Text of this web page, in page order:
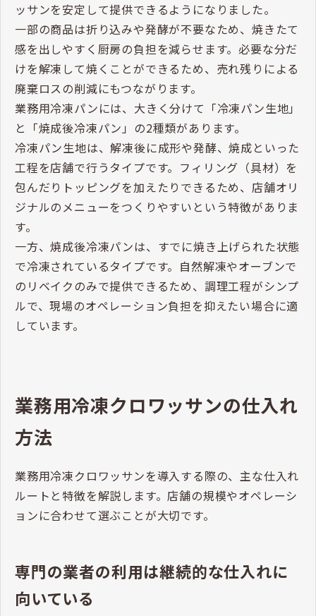
ッサンを安定して提供できるようになりました。
一部の商品は折り込みや発酵が不要なため、焼きたて
感を出しやすく厨房の負担を減らせます。必要な分だ
けを解凍して焼くことができるため、売れ残りによる
廃棄ロスの削減にもつながります。
業務用冷凍パンには、大きく分けて「冷凍パン生地」
と「焼成後冷凍パン」の2種類があります。
冷凍パン生地は、解凍後に成形や発酵、焼成といった
工程を店舗で行うタイプです。フィリング（具材）を
包んだりトッピングを加えたりできるため、店舗オリ
ジナルのメニューをつくりやすいという特徴がありま
す。
一方、焼成後冷凍パンは、すでに焼き上げられた状態
で冷凍されているタイプです。自然解凍やオーブンで
のリベイクのみで提供できるため、調理工程がシンプ
ルで、現場のオペレーション負担を抑えたい場合に適
しています。
業務用冷凍クロワッサンの仕入れ
方法
業務用冷凍クロワッサンを導入する際の、主な仕入れ
ルートと特徴を解説します。店舗の規模やオペレーシ
ョンに合わせて選ぶことが大切です。
専門の業者の利用は継続的な仕入れに
向いている